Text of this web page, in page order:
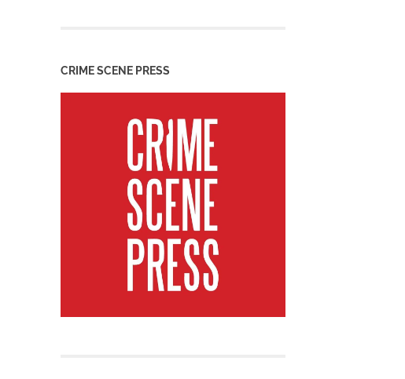
CRIME SCENE PRESS